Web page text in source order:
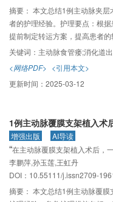
摘要： 本文总结1例主动脉夹
者的护理经验。护理要点：根
提前制定转运方案，提高患者
加强气道管理，预防感染；动
期识别致命性大出血；实施系
力。经积极救治和综合护理，
关键词： 主动脉食管瘘;消化道
<网络PDF> <引用本文>
更新时间： 2025-03-12
1例主动脉覆膜支架植入术
增强出版 AI导读
“在主动脉覆膜支架植入术后，
抢救护理后意识恢复，生命体征
李鹏萍,孙玉莲,王虹丹
DOI：10.55111/j.issn2709-
摘要： 本文总结1例主动脉覆